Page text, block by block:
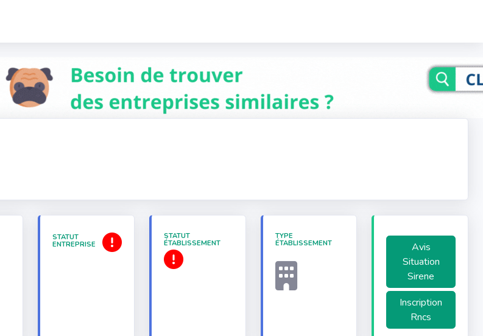
STATUT
ENTREPRISE
STATUT
ÉTABLISSEMENT
TYPE
ÉTABLISSEMENT
Avis
Situation
Sirene
Inscription
Rncs